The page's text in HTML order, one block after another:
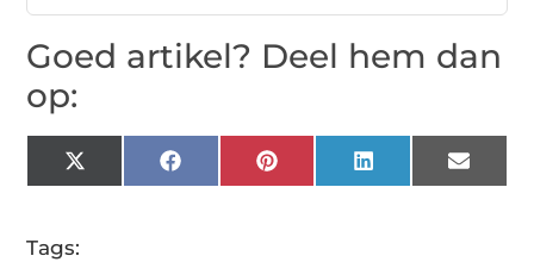
Goed artikel? Deel hem dan
op:
X
(Twitter)
FacebookPinterestLinkedIn Email
Tags: